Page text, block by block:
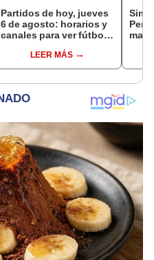
Partidos de hoy, jueves
6 de agosto: horarios y
canales para ver fútbol
LEER MÁS
Perú
país"